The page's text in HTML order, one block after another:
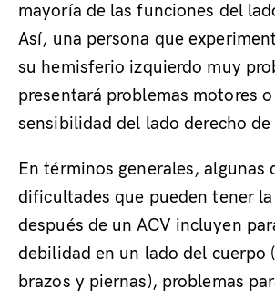
mayoría de las funciones del
Así, una persona que
su hemisferio izquierdo muy
presentará problemas motores
sensibilidad del lado derecho de
En términos generales, algunas
dificultades que pueden tener
después de un ACV incluyen
debilidad en un lado del cuerpo
brazos y piernas), problemas